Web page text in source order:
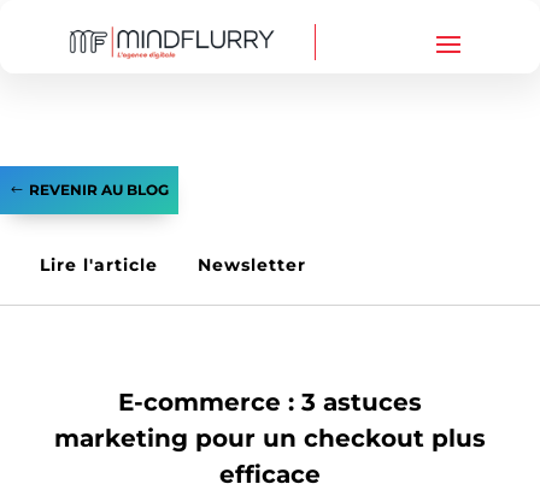
REVENIR AU BLOG
Lire l'article Newsletter
E-commerce : 3 astuces
marketing pour un checkout plus
efficace